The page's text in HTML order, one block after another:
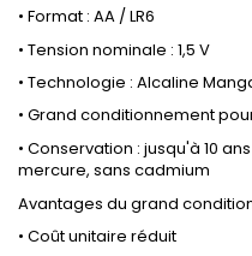
• Format : AA / LR6
• Tension nominale : 1,5 V
• Technologie : Alcaline
• Grand conditionnement
• Conservation : jusqu'à 10
mercure, sans cadmium
Avantages du grand
• Coût unitaire réduit